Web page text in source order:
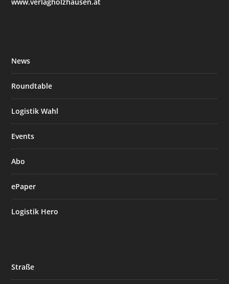
News
Roundtable
Logistik Wahl
Events
Abo
ePaper
Logistik Hero
Straße